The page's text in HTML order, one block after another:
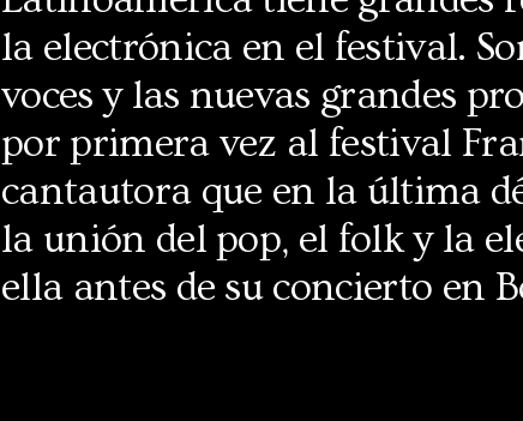
la electrónica en el festival.
voces y las nuevas grandes
por primera vez al festival
cantautora que en la última
la unión del pop, el folk y la
ella antes de su concierto en